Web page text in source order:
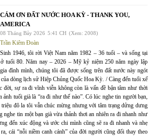
CÁM ƠN ĐẤT NƯỚC HOA KỲ - THANK YOU,
AMERICA
08 Tháng Bảy 2026 5:41 CH (Xem: 2008)
Trần Kiêm Đoàn
Sinh 1946, tôi rời Việt Nam năm 1982 – 36 tuổi – và sống tại
tuổi 80. Năm nay – 2026 – Mỹ kỷ niệm 250 năm ngày lập
đình mình, chúng tôi đã được sống trên đất nước này ngót
dòng lịch sử Hiệp Chủng Quốc Hoa Kỳ. / Càng đến tuổi xế
đời, sự ra đi vĩnh viễn không còn là vấn đề bận tâm như thời
ảnh tuổi già là “ra đi như thế nào”. Có lúc nghe tin người bạn,
đô la tôi vẫn chúc mừng nhưng với tâm trạng dửng dưng
nghe tin một bạn già vừa thảnh thơi an nhiên ra đi nhanh như
đến xúc động và ước chi mình cũng sẽ ra đi nhanh và nhẹ
cái “nỗi niềm canh cánh” của đời người cũng đổi thay theo